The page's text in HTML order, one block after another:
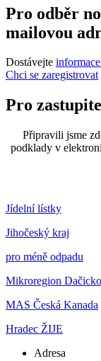
Pro odběr
mailovou
Dostávejte
Chci se zaregistrovat
Pro
Připravili jsme
podklady v
Jídelní lístky
Jihočeský kraj
pro méně odpadu
Mikroregion Dačicko
MAS Česká Kanada
Hradec ŽIJE
Adresa